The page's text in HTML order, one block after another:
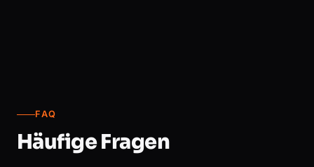
FAQ
Häufige Fragen